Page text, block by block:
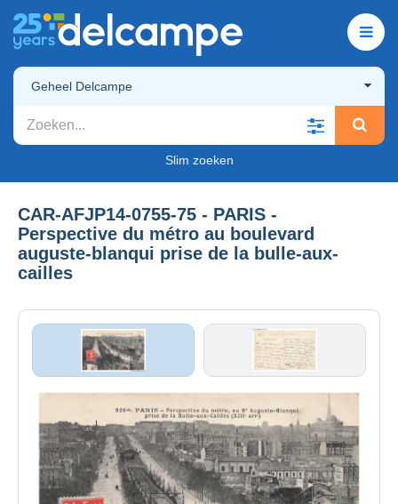
Geheel Delcampe
Slim zoeken
CAR-AFJP14-0755-75 - PARIS -
Perspective du métro au boulevard
auguste-blanqui prise de la bulle-aux-
cailles